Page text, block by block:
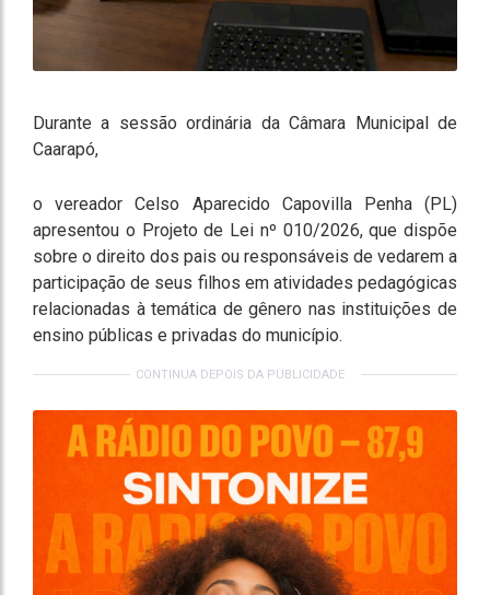
Durante a sessão ordinária da Câmara Municipal de
Caarapó,
o vereador Celso Aparecido Capovilla Penha (PL)
apresentou o Projeto de Lei nº 010/2026, que dispõe
sobre o direito dos pais ou responsáveis de vedarem a
participação de seus filhos em atividades pedagógicas
relacionadas à temática de gênero nas instituições de
ensino públicas e privadas do município.
CONTINUA DEPOIS DA PUBLICIDADE